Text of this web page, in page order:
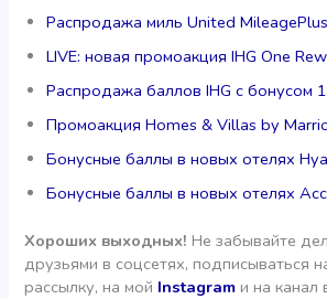
Распродажа миль United
LIVE: новая промоакция IHG One
Распродажа баллов IHG с бонусом
Промоакция Homes & Villas by
Бонусные баллы в новых отелях
Бонусные баллы в новых отелях
Хороших выходных!Не забывайте
друзьями в соцсетях, подписываться
рассылку, на мой Instagram и на канал